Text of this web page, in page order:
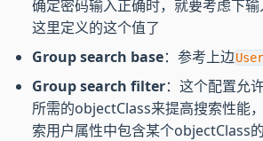
确定密码输入正确时，就要考虑下
这里定义的这个值了
Group search base：参考上边
Group search filter：这个配置允
所需的objectClass来提高搜索性能
索用户属性中包含某个objectClass